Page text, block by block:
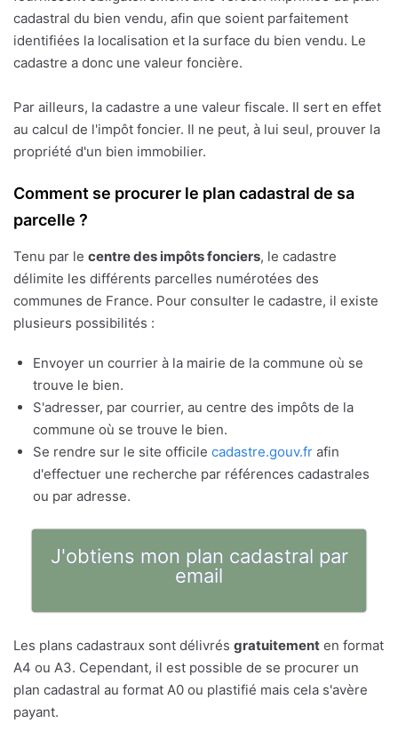
cadastral du bien vendu, afin que soient parfaitement
identifiées la localisation et la surface du bien vendu. Le
cadastre a donc une valeur foncière.
Par ailleurs, la cadastre a une valeur fiscale. Il sert en effet
au calcul de l'impôt foncier. Il ne peut, à lui seul, prouver la
propriété d'un bien immobilier.
Comment se procurer le plan cadastral de sa
parcelle ?
Tenu par le centre des impôts fonciers, le cadastre
délimite les différents parcelles numérotées des
communes de France. Pour consulter le cadastre, il existe
plusieurs possibilités :
Envoyer un courrier à la mairie de la commune où se
trouve le bien.
S'adresser, par courrier, au centre des impôts de la
commune où se trouve le bien.
Se rendre sur le site officile cadastre.gouv.fr afin
d'effectuer une recherche par références cadastrales
ou par adresse.
J'obtiens mon plan cadastral par
email
Les plans cadastraux sont délivrés gratuitement en format
A4 ou A3. Cependant, il est possible de se procurer un
plan cadastral au format A0 ou plastifié mais cela s'avère
payant.